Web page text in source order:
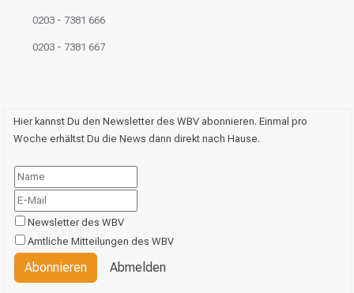
0203 - 7381 666
0203 - 7381 667
Hier kannst Du den Newsletter des WBV abonnieren. Einmal pro
Woche erhältst Du die News dann direkt nach Hause.
Newsletter des WBV
Amtliche Mitteilungen des WBV
Abonnieren Abmelden